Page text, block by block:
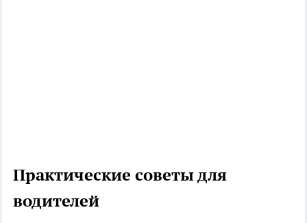
Практические советы для
водителей